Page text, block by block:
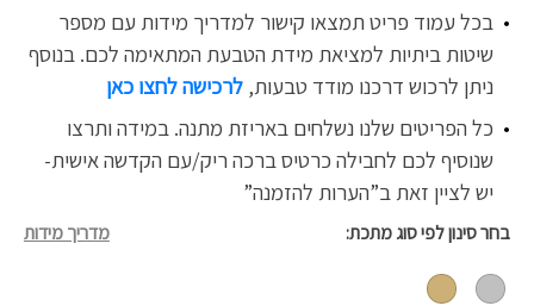
בכל עמוד פריט תמצאו קישור למדריך מידות עם מספר
שיטות ביתיות למציאת מידת הטבעת המתאימה לכם. בנוסף
ניתן לרכוש דרכנו מודד טבעות, לרכישה לחצו כאן
כל הפריטים שלנו נשלחים באריזת מתנה. במידה ותרצו
שנוסיף לכם לחבילה כרטיס ברכה ריק/עם הקדשה אישית-
יש לציין זאת ב”הערות להזמנה”
בחר סינון לפי סוג מתכת מדריך מידות